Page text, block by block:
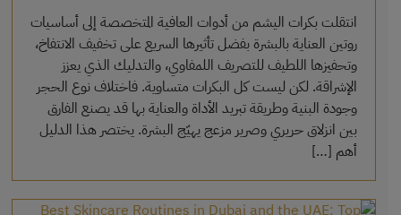
انتقلت بكرات اليشم من أدوات العافية المتخصصة إلى أساسيات
روتين العناية بالبشرة بفضل تأثيرها السريع على تخفيف الانتفاخ،
وتحفيزها اللطيف للتصريف اللمفاوي، والتدليك الذي يعزز
الإشراقة. لكن ليست كل البكرات متساوية. فاختلاف نوع الحجر
وجودة البنية وطريقة تبريد الأداة والعناية بها قد يصنع الفارق
بين انزلاق حريري وصرير مزعج يهيّج البشرة. يختصر هذا الدليل
أهم […]